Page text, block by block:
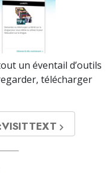
un éventail d’outils
télécharger